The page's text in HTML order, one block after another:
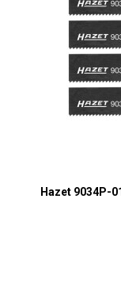
Hazet 9034P-